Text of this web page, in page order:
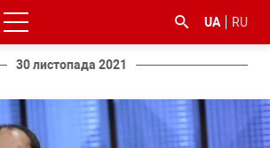
UA RU
30 листопада 2021